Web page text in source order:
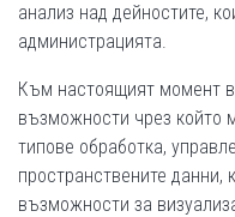
анализ над дейностите,
администрацията.
Към настоящият момент
възможности чрез който
типове обработка,
пространствените данни,
възможности за